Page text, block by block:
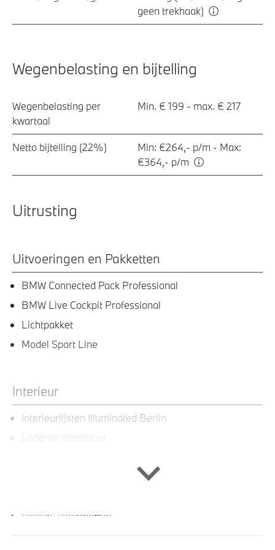
geen trekhaak)
Wegenbelasting en bijtelling
Wegenbelasting per
kwartaal
Min. € 199 - max. € 217
Netto bijtelling (22%)
Min: €264,- p/m - Max:
€364,- p/m
Uitrusting
Uitvoeringen en Pakketten
BMW Connected Pack Professional
BMW Live Cockpit Professional
Lichtpakket
Model Sport Line
Interieur
Interieurlijsten Illuminated Berlin
Lederen sportstuur
Velours vloermatten
Lederen bekleding